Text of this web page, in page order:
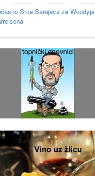
Srce Sarajeva za Woodyja